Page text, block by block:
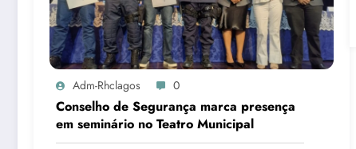
Adm-Rhclagos 0
Conselho de Segurança marca presença
em seminário no Teatro Municipal